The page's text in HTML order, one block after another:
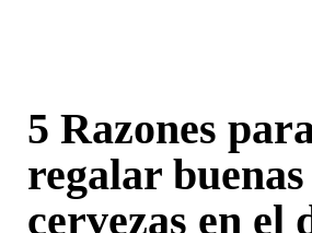
5 Razones
regalar buenas
cervezas en el